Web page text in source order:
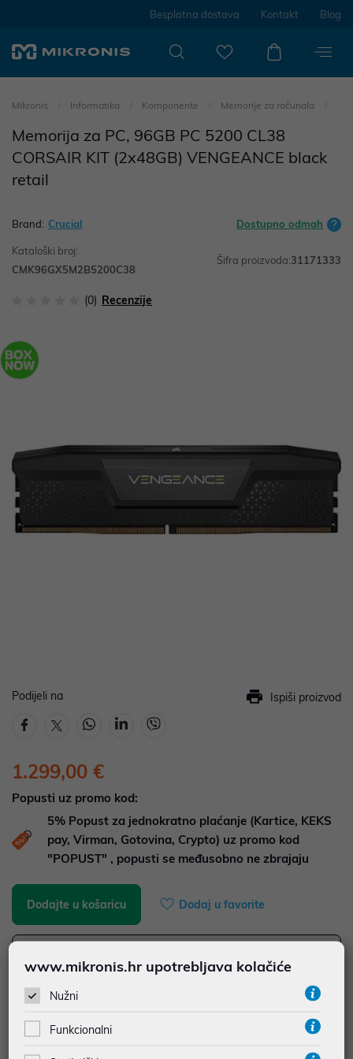
Besplatna dostava Kontakt Blog
Mikronis Informatika Komponente Memorije za računala
Memorija za PC, 96GB PC 5200 CL38
CORSAIR KIT (2x48GB) VENGEANCE black
retail
Brand: Crucial Dostupno odmah
Kataloški broj:
CMK96GX5M2B5200C38
Šifra proizvoda:31171333
(0) Recenzije
Podijeli na Ispiši proizvod
1.299,00 €
Popusti uz promo kod:
5% Popust za jednokratno plaćanje (Kartice, KEKS
pay, Virman, Gotovina, Crypto) uz promo kod
"POPUST" , popusti se međusobno ne zbrajaju
Dodajte u košaricu Dodaj u favorite
najam za pravne osobe od 12 do 36 mj. već od 36,08 €
Vidi detalje
JAMSTVO 60 MJ.
www.mikronis.hr upotrebljava kolačiće
Nužni
Funkcionalni